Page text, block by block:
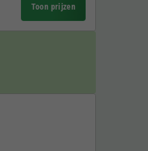
Toon prijzen